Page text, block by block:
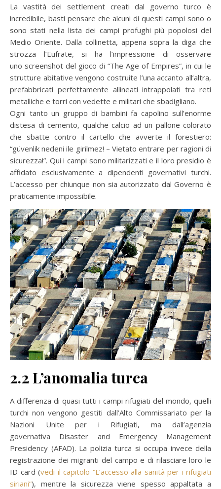
La vastità dei settlement creati dal governo turco è
incredibile, basti pensare che alcuni di questi campi sono o
sono stati nella lista dei campi profughi più popolosi del
Medio Oriente. Dalla collinetta, appena sopra la diga che
strozza l’Eufrate, si ha l’impressione di osservare
uno screenshot del gioco di “The Age of Empires”, in cui le
strutture abitative vengono costruite l’una accanto all’altra,
prefabbricati perfettamente allineati intrappolati tra reti
metalliche e torri con vedette e militari che sbadigliano.
Ogni tanto un gruppo di bambini fa capolino sull’enorme
distesa di cemento, qualche calcio ad un pallone colorato
che sbatte contro il cartello che avverte il forestiero:
“güvenlik nedeni ile girilmez! – Vietato entrare per ragioni di
sicurezza!”. Qui i campi sono militarizzati e il loro presidio è
affidato esclusivamente a dipendenti governativi turchi.
L’accesso per chiunque non sia autorizzato dal Governo è
praticamente impossibile.
2.2 L’anomalia turca
A differenza di quasi tutti i campi rifugiati del mondo, quelli
turchi non vengono gestiti dall’Alto Commissariato per la
Nazioni Unite per i Rifugiati, ma dall’agenzia
governativa Disaster and Emergency Management
Presidency (AFAD). La polizia turca si occupa invece della
registrazione dei migranti del campo e di rilasciare loro le
ID card (vedi il capitolo “L’accesso alla sanità per i rifugiati
siriani”), mentre la sicurezza viene spesso appaltata a